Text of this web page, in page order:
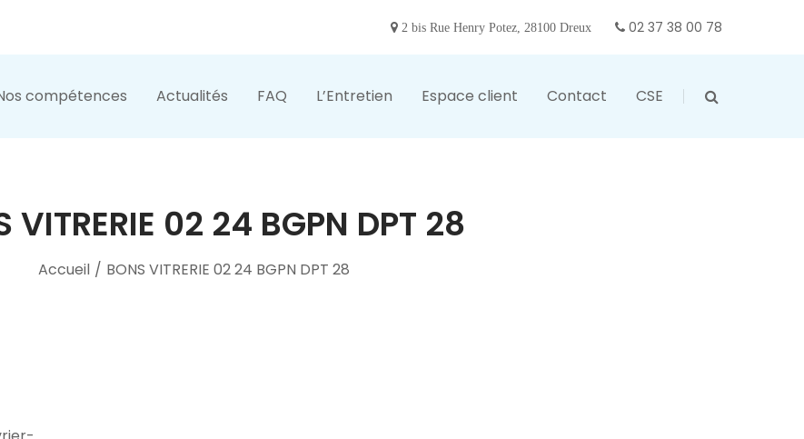
2 bis Rue Henry Potez, 28100 Dreux 02 37 38 00 78
compétences Actualités FAQ L’Entretien Espace client Contact CSE
VITRERIE 02 24 BGPN DPT 28
Accueil / BONS VITRERIE 02 24 BGPN DPT 28